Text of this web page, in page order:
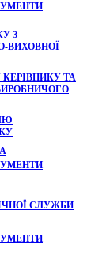
З
ВИХОВНОЇ
ТА
СЛУЖБИ